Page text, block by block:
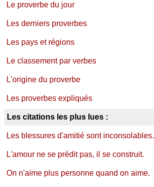
Le proverbe du jour
Les derniers proverbes
Les pays et régions
Le classement par verbes
L'origine du proverbe
Les proverbes expliqués
Les citations les plus lues :
Les blessures d'amitié sont inconsolables.
L'amour ne se prédit pas, il se construit.
On n'aime plus personne quand on aime.